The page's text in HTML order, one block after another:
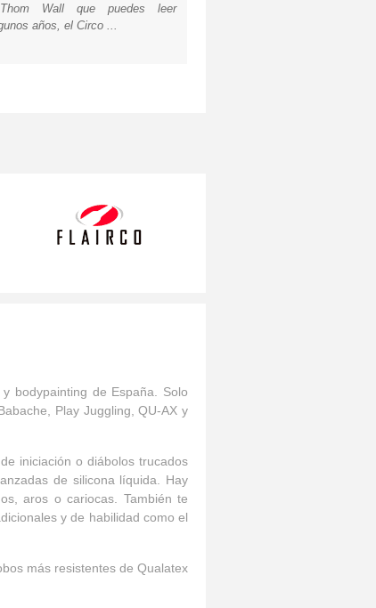
Wall que puedes leer
años, el Circo ...
bodypainting de España. Solo
Play Juggling, QU-AX y
iniciación o diábolos trucados
de silicona líquida. Hay
aros o cariocas. También te
y de habilidad como el
más resistentes de Qualatex